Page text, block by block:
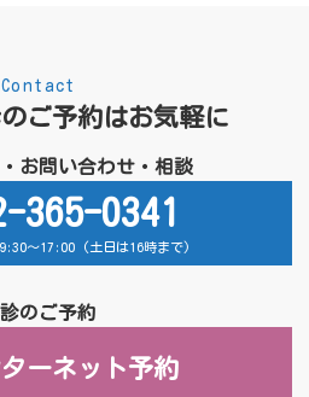
ご予約はお気軽に
Contact
お問い合わせ・相談
365-0341
～17:00 (土日は16時まで)
のご予約
ーネット予約